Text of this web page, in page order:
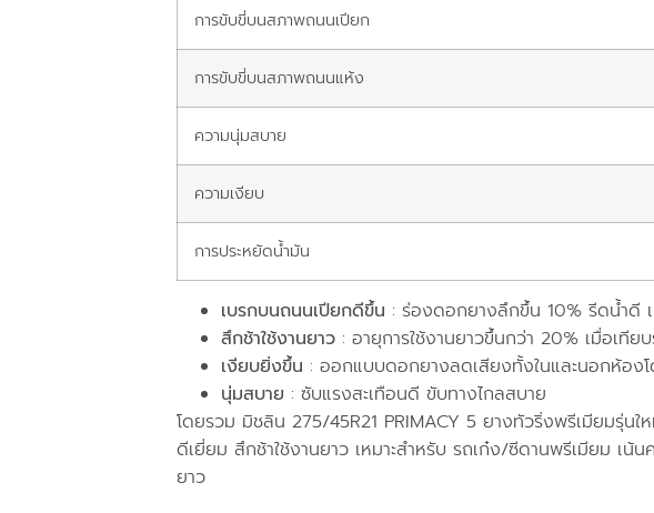
การขับขี่บนสภาพถนนเปียก
การขับขี่บนสภาพถนนแห้ง
ความนุ่มสบาย
ความเงียบ
การประหยัดน้ำมัน
เบรกบนถนนเปียกดีขึ้น : ร่องดอกยางลึกขึ้น 10% รีดน้ำดี
สึกช้าใช้งานยาว : อายุการใช้งานยาวขึ้นกว่า 20% เมื่อเทีย
เงียบยิ่งขึ้น : ออกแบบดอกยางลดเสียงทั้งในและนอกห้อง
นุ่มสบาย : ซับแรงสะเทือนดี ขับทางไกลสบาย
โดยรวม มิชลิน 275/45R21 PRIMACY 5 ยางทัวริ่งพรีเมียมรุ่น
ดีเยี่ยม สึกช้าใช้งานยาว เหมาะสำหรับ รถเก๋ง/ซีดานพรีเมียม เน้น
ยาว